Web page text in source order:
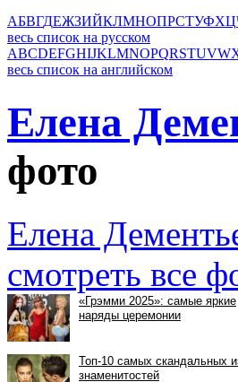
АБВГДЕЖЗИЙКЛМНОПРСТУФХЦ
весь список на русском
ABCDEFGHIJKLMNOPQRSTUVW
весь список на английском
Елена
фото
Елена
смотреть все